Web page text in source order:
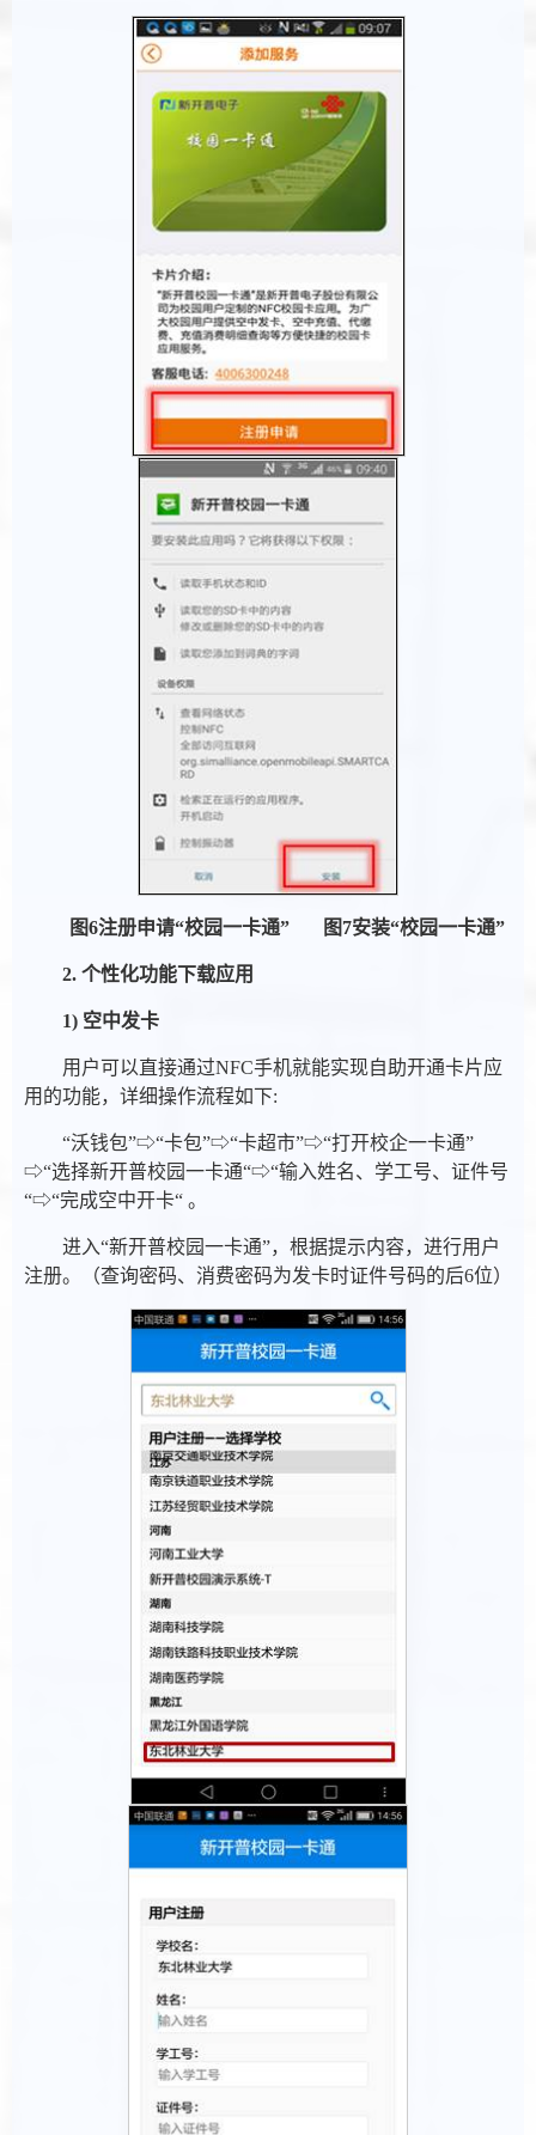
图6注册申请“校园一卡通” 图7安装“校园一卡通”
2. 个性化功能下载应用
1) 空中发卡
用户可以直接通过NFC手机就能实现自助开通卡片应
用的功能，详细操作流程如下:
“沃钱包”⇨“卡包”⇨“卡超市”⇨“打开校企一卡通”
⇨“选择新开普校园一卡通“⇨“输入姓名、学工号、证件号
“⇨“完成空中开卡“ 。
进入“新开普校园一卡通”，根据提示内容，进行用户
注册。（查询密码、消费密码为发卡时证件号码的后6位）